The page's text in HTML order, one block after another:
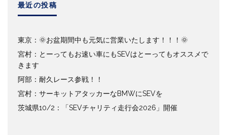
最近の投稿
東京：🌞お盆期間中も元気に営業いたします！！！🌞
宮村：とーってもお速い車にもSEVはとーってもオススメで
きます
阿部：耐久レース参戦！！
宮村：サーキットアタッカーなBMWにSEVを
茨城県10/2：「SEVチャリティ走行会2026」開催